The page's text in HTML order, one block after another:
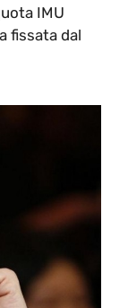
IMU
fissata dal